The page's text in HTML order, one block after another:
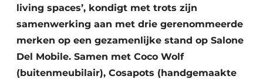
living spaces’, kondigt met trots zijn
samenwerking aan met drie gerenommeerde
merken op een gezamenlijke stand op Salone
Del Mobile. Samen met Coco Wolf
(buitenmeubilair), Cosapots (handgemaakte